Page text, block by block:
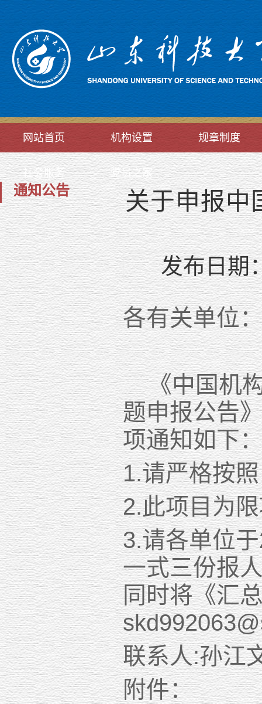
网站首页 机构设置 规章制度
社会服务 党员之家
通知公告 关于申报中
发布日期
各有关单位
《中国机构
题申报公告
项通知如下
1.请严格按
2.此项目为
3.请各单位
一式三份报
同时将《汇
联系人:孙江
附件：